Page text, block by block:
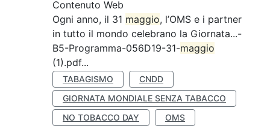
Contenuto Web
Ogni anno, il 31 maggio, l’OMS e i partner
in tutto il mondo celebrano la Giornata...-
B5-Programma-056D19-31-maggio
(1).pdf...
TABAGISMO
CNDD
GIORNATA MONDIALE SENZA TABACCO
NO TOBACCO DAY
OMS